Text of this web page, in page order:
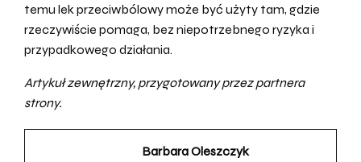
temu lek przeciwbólowy może być użyty tam, gdzie
rzeczywiście pomaga, bez niepotrzebnego ryzyka i
przypadkowego działania.
Artykuł zewnętrzny, przygotowany przez partnera
strony.
Barbara Oleszczyk